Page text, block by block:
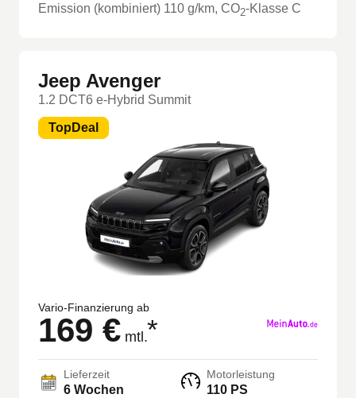
Emission (kombiniert) 110 g/km, CO2-Klasse C
Jeep Avenger
1.2 DCT6 e-Hybrid Summit
TopDeal
Vario-Finanzierung ab
169 € mtl.*
Lieferzeit
6 Wochen
Motorleistung
110 PS